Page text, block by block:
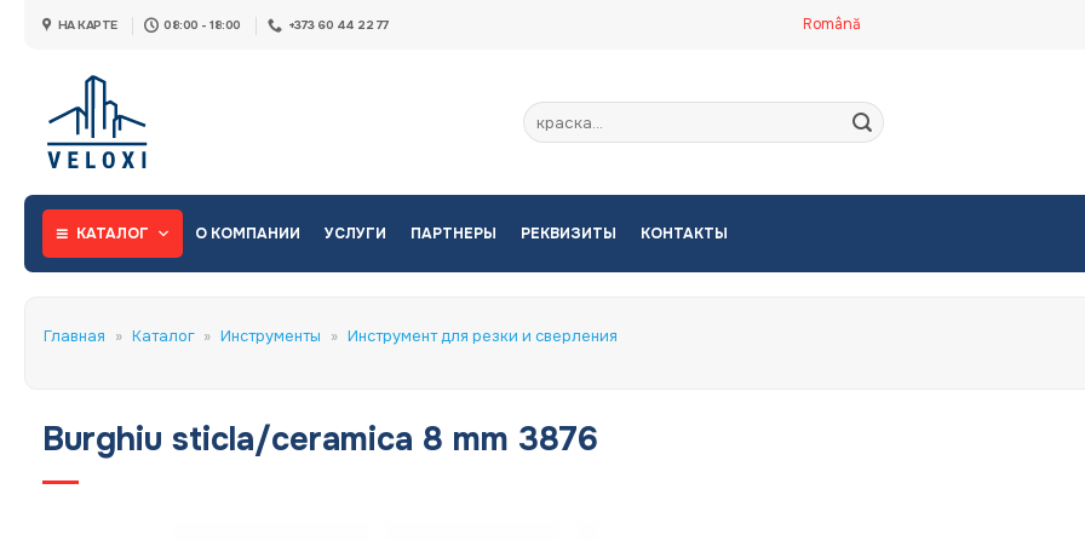
НА КАРТЕ 08:00 - 18:00 +373 60 44 22 77 Română
Искать:
КАТАЛОГ О КОМПАНИИ УСЛУГИ ПАРТНЕРЫ РЕКВИЗИТЫ КОНТАКТЫ
Главная » Каталог » Инструменты » Инструмент для резки и сверления
Burghiu sticla/ceramica 8 mm 3876